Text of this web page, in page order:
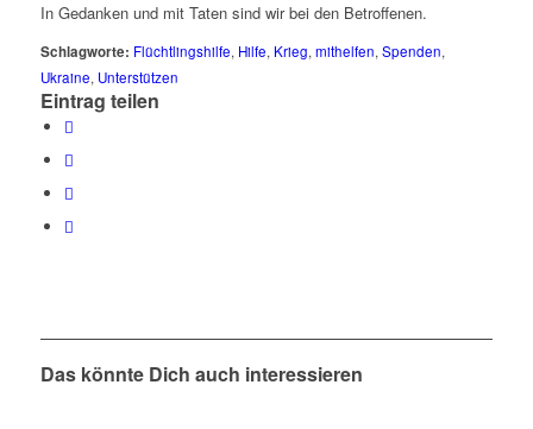
In Gedanken und mit Taten sind wir bei den Betroffenen.
Schlagworte: Flüchtlingshilfe, Hilfe, Krieg,mithelfen,Spenden,
Ukraine, Unterstützen
Eintrag teilen
Das könnte Dich auch interessieren